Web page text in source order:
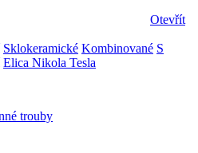
Otevřít
Sklokeramické Kombinované S
Elica Nikola Tesla
trouby